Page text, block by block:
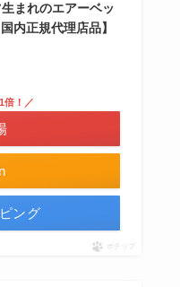
まれのエアーベッ
内正規代理店品】
倍！／
ング
ポチップ